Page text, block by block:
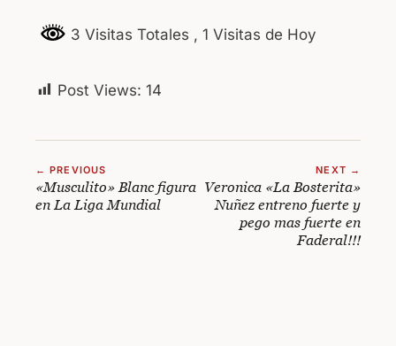
3 Visitas Totales , 1 Visitas de Hoy
Post Views: 14
← PREVIOUS
«Musculito» Blanc figura
en La Liga Mundial
NEXT →
Veronica «La Bosterita»
Nuñez entreno fuerte y
pego mas fuerte en
Faderal!!!